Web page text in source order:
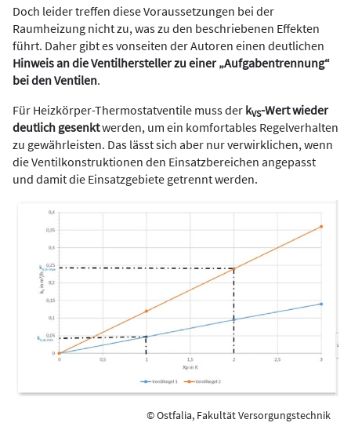
Doch leider treffen diese Voraussetzungen bei der
Raumheizung nicht zu, was zu den beschriebenen Effekten
führt. Daher gibt es vonseiten der Autoren einen deutlichen
Hinweis an die Ventilhersteller zu einer „Aufgabentrennung“
bei den Ventilen.
Für Heizkörper-Thermostatventile muss der kVS-Wert wieder
deutlich gesenktwerden, um ein komfortables Regelverhalten
zu gewährleisten. Das lässt sich aber nur verwirklichen, wenn
die Ventilkonstruktionen den Einsatzbereichen angepasst
und damit die Einsatzgebiete getrennt werden.
© Ostfalia, Fakultät Versorgungstechnik